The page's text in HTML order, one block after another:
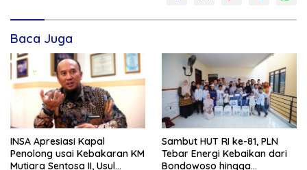
Baca Juga
INSA Apresiasi Kapal
Penolong usai Kebakaran KM
Mutiara Sentosa II, Usul
Sambut HUT RI ke-81, PLN
Tebar Energi Kebaikan dari
Bondowoso hingga